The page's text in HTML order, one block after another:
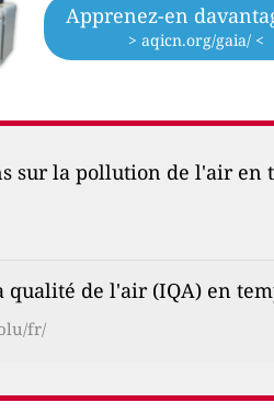
Apprenez-en
> aqicn.org/gaia/ <
sur la pollution de l'air en
de l'air (IQA) en
fr/